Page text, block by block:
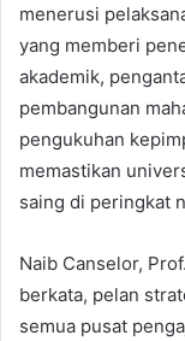
menerusi
yang memberi
akademik,
pembangunan
pengukuhan
memastikan
saing di peringkat
Naib Canselor,
berkata, pelan
semua pusat